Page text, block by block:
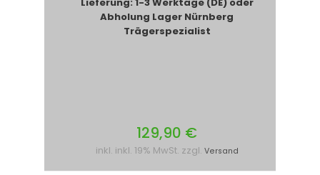
Lieferung: 1-3 Werktage (DE) oder
Abholung Lager Nürnberg
Trägerspezialist
129,90 €
inkl. inkl. 19% MwSt. zzgl. Versand